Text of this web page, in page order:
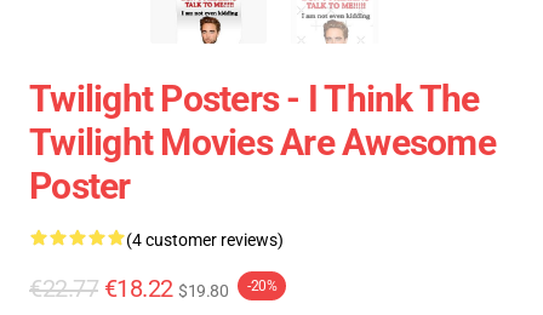
Twilight Posters - I Think The
Twilight Movies Are Awesome
Poster
(4 customer reviews)
€22.77 €18.22 $19.80 -20%